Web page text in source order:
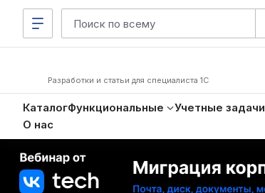
Разработки и статьи для специалиста 1С
КаталогФункциональные Учетные задачи
О нас